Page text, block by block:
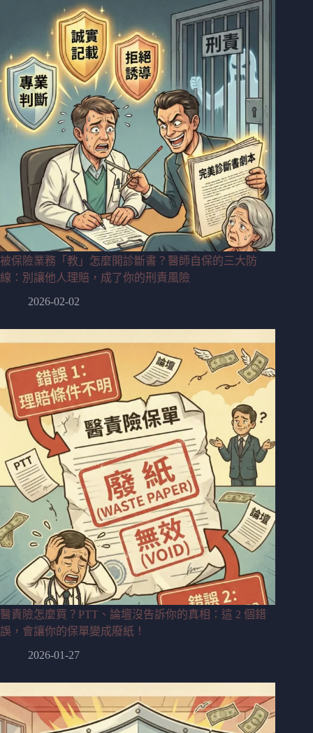
被保險業務「教」怎麼開診斷書？醫師自保的三大防
線：別讓他人理賠，成了你的刑責風險
2026-02-02
醫責險怎麼買？PTT、論壇沒告訴你的真相：這 2 個錯
誤，會讓你的保單變成廢紙！
2026-01-27